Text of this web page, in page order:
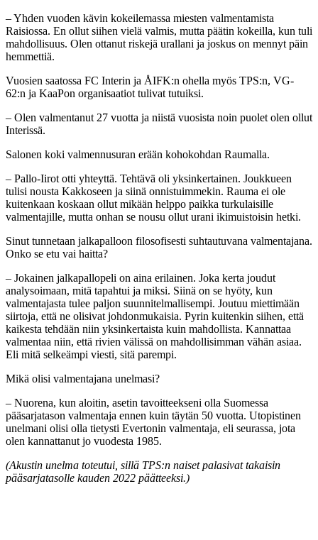
– Yhden vuoden kävin kokeilemassa miesten valmentamista
Raisiossa. En ollut siihen vielä valmis, mutta päätin kokeilla, kun tuli
mahdollisuus. Olen ottanut riskejä urallani ja joskus on mennyt päin
hemmettiä.
Vuosien saatossa FC Interin ja ÅIFK:n ohella myös TPS:n, VG-
62:n ja KaaPon organisaatiot tulivat tutuiksi.
– Olen valmentanut 27 vuotta ja niistä vuosista noin puolet olen ollut
Interissä.
Salonen koki valmennusuran erään kohokohdan Raumalla.
– Pallo-Iirot otti yhteyttä. Tehtävä oli yksinkertainen. Joukkueen
tulisi nousta Kakkoseen ja siinä onnistuimmekin. Rauma ei ole
kuitenkaan koskaan ollut mikään helppo paikka turkulaisille
valmentajille, mutta onhan se nousu ollut urani ikimuistoisin hetki.
Sinut tunnetaan jalkapalloon filosofisesti suhtautuvana valmentajana.
Onko se etu vai haitta?
– Jokainen jalkapallopeli on aina erilainen. Joka kerta joudut
analysoimaan, mitä tapahtui ja miksi. Siinä on se hyöty, kun
valmentajasta tulee paljon suunnitelmallisempi. Joutuu miettimään
siirtoja, että ne olisivat johdonmukaisia. Pyrin kuitenkin siihen, että
kaikesta tehdään niin yksinkertaista kuin mahdollista. Kannattaa
valmentaa niin, että rivien välissä on mahdollisimman vähän asiaa.
Eli mitä selkeämpi viesti, sitä parempi.
Mikä olisi valmentajana unelmasi?
– Nuorena, kun aloitin, asetin tavoitteekseni olla Suomessa
pääsarjatason valmentaja ennen kuin täytän 50 vuotta. Utopistinen
unelmani olisi olla tietysti Evertonin valmentaja, eli seurassa, jota
olen kannattanut jo vuodesta 1985.
(Akustin unelma toteutui, sillä TPS:n naiset palasivat takaisin
pääsarjatasolle kauden 2022 päätteeksi.)